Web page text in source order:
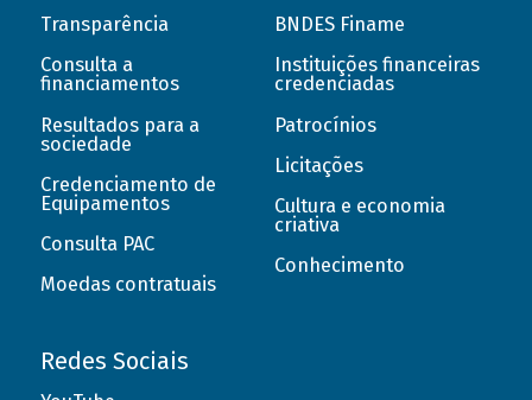
Transparência
Consulta a
financiamentos
Resultados para a
sociedade
Credenciamento de
Equipamentos
Consulta PAC
Moedas contratuais
BNDES Finame
Instituições financeiras
credenciadas
Patrocínios
Licitações
Cultura e economia
criativa
Conhecimento
Redes Sociais